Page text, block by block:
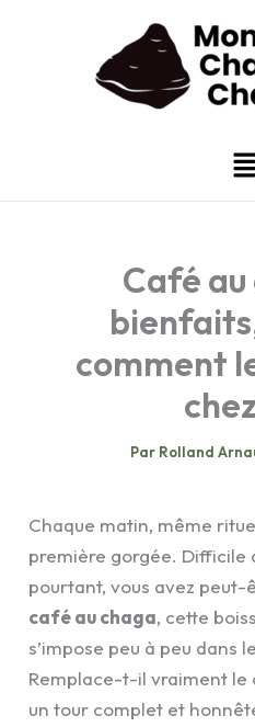
Café au
comment
Par Rolland
Chaque matin, même
première gorgée. Difficile
pourtant, vous avez
café au chaga, cette
s’impose peu à peu dans
Remplace-t-il vraiment le
un tour complet et